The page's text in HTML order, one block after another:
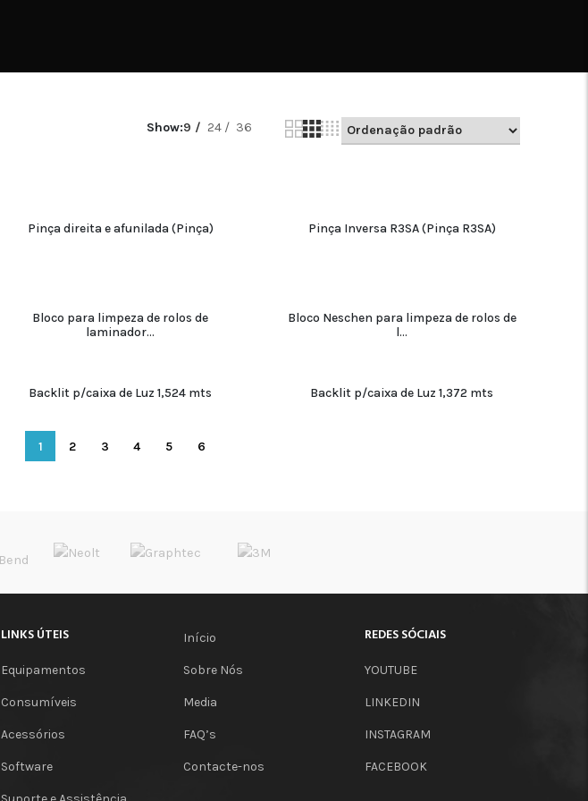
Show:9 24 36
Pinça direita e afunilada (Pinça) Pinça Inversa R3SA (Pinça R3SA)
Bloco para limpeza de rolos de
laminador...
Bloco Neschen para limpeza de rolos de
l...
Backlit p/caixa de Luz 1,524 mts Backlit p/caixa de Luz 1,372 mts
1 2 3 4 5 6
1ª Edição do Portugal Print
LINKS ÚTEIS
Equipamentos
Consumíveis
Acessórios
Software
Início
Sobre Nós
Media
FAQ’s
Contacte-nos
REDES SÓCIAIS
YOUTUBE
LINKEDIN
INSTAGRAM
FACEBOOK